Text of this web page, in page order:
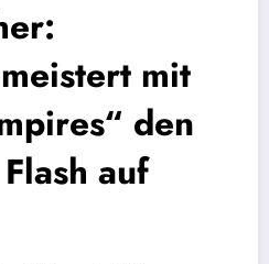
mit
den
auf